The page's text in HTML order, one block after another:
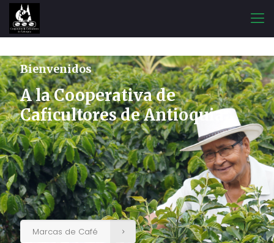
Bienvenidos
A la Cooperativa de
Caficultores de Antioquia
Marcas de Café